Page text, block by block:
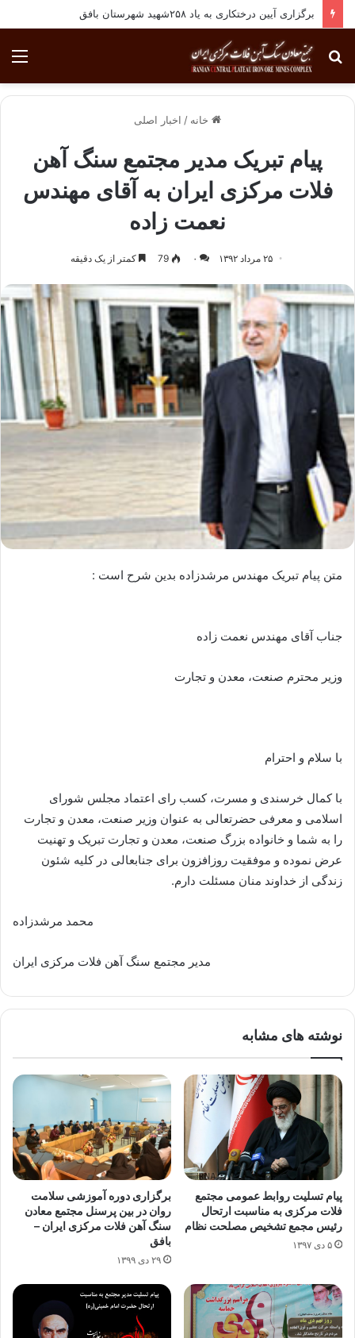
برگزاری آیین درختکاری به یاد ۲۵۸شهید شهرستان بافق
جستجو
برای
خانه / اخبار اصلی
پیام تبریک مدیر مجتمع سنگ آهن
فلات مرکزی ایران به آقای مهندس
نعمت زاده
۲۵ مرداد ۱۳۹۲ ۰ 79 کمتر از یک دقیقه
متن پیام تبریک مهندس مرشدزاده بدین شرح است :
جناب آقای مهندس نعمت زاده
وزیر محترم صنعت، معدن و تجارت
با سلام و احترام
با کمال خرسندی و مسرت، کسب رای اعتماد مجلس شورای
اسلامی و معرفی حضرتعالی به عنوان وزیر صنعت، معدن و تجارت
را به شما و خانواده بزرگ صنعت، معدن و تجارت تبریک و تهنیت
عرض نموده و موفقیت روزافزون برای جنابعالی در کلیه شئون
زندگی از خداوند منان مسئلت دارم.
محمد مرشدزاده
مدیر مجتمع سنگ آهن فلات مرکزی ایران
نوشته های مشابه
پیام تسلیت روابط عمومی مجتمع
فلات مرکزی به مناسبت ارتحال
رئیس مجمع تشخیص مصلحت نظام
۵ دی ۱۳۹۷
برگزاری دوره آموزشی سلامت
روان در بین پرسنل مجتمع معادن
سنگ آهن فلات مرکزی ایران –
بافق
۲۹ دی ۱۳۹۹